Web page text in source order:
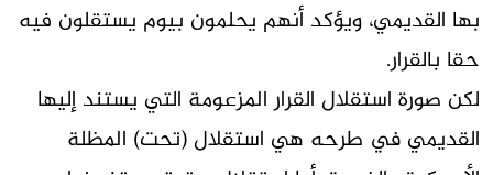
بها القديمي، ويؤكد أنهم يحلمون بيوم يستقلون فيه
حقا بالقرار.
لكن صورة استقلال القرار المزعومة التي يستند إليها
القديمي في طرحه هي استقلال (تحت) المظلة